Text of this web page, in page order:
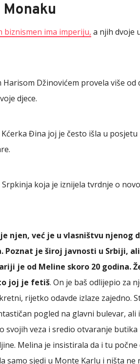
biznismen ima imperiju, a njih dvoje
Džinovićem provela više od
djece.
Đina joj je često išla u posjetu
koja je iznijela tvrdnje o
njen, već je u vlasništvu njenog
je široj javnosti u Srbiji,
je od Meline skoro 20 godina.
joj je fetiš. On je baš odlijepio za
rijetko odavde izlaze zajedno.
pogled na glavni bulevar, ali
svojih veza i sredio otvaranje butika
Melina je insistirala da i tu počne
samo sjedi u Monte Karlu i ništa ne